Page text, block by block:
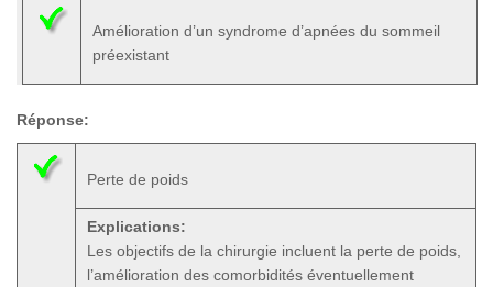
Amélioration d’un syndrome d’apnées du sommeil
préexistant
Réponse:
Perte de poids
Explications:
Les objectifs de la chirurgie incluent la perte de poids,
l’amélioration des comorbidités éventuellement